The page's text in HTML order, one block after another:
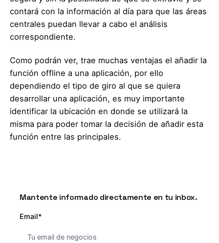
contará con la información al día para que las áreas
centrales puedan llevar a cabo el análisis
correspondiente.
Como podrán ver, trae muchas ventajas el añadir la
función offline a una aplicación, por ello
dependiendo el tipo de giro al que se quiera
desarrollar una aplicación, es muy importante
identificar la ubicación en donde se utilizará la
misma para poder tomar la decisión de añadir esta
función entre las principales.
Mantente informado directamente en tu inbox.
Email*